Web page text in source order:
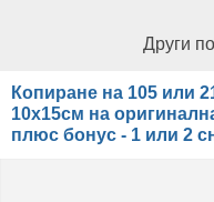
Други
Копиране на 105 или
10х15см на
плюс бонус - 1 или 2